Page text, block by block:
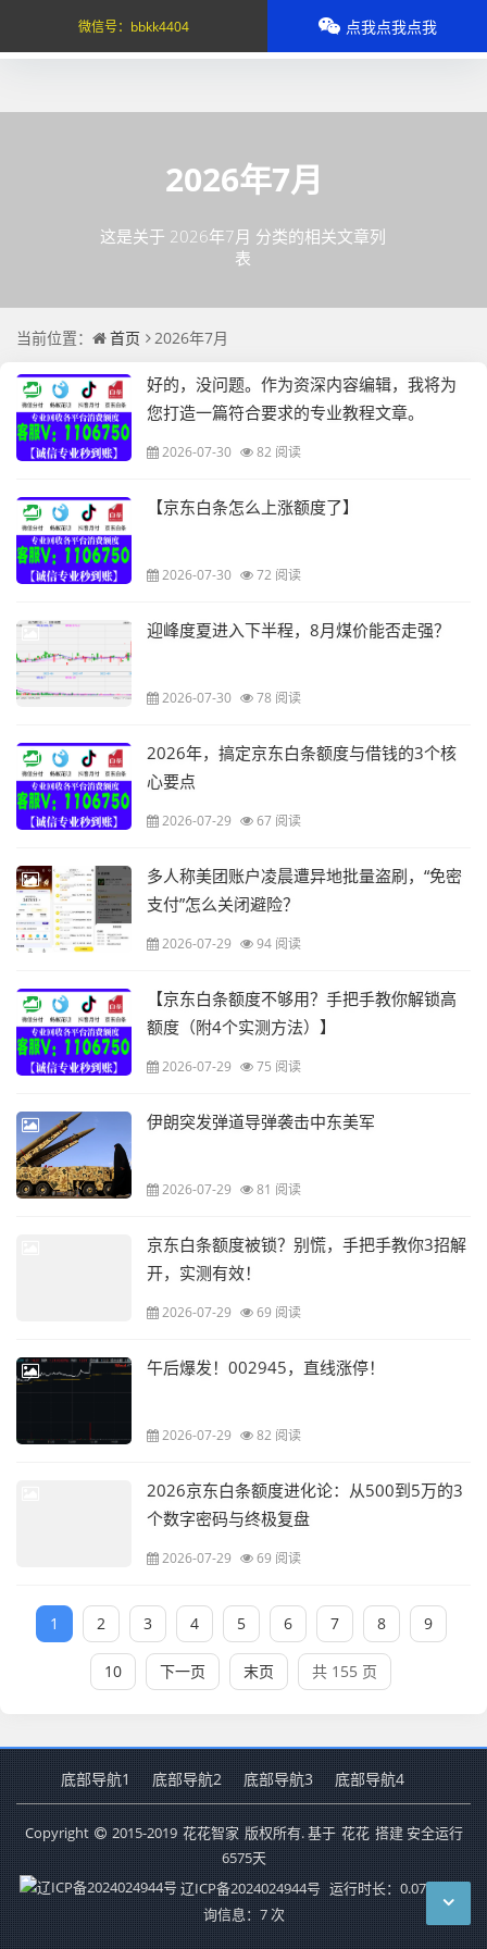
2026年7月
这是关于 2026年7月 分类的相关文章列
表
当前位置： 首页 2026年7月
好的，没问题。作为资深内容编辑，我将为
您打造一篇符合要求的专业教程文章。
2026-07-30 82 阅读
【京东白条怎么上涨额度了】
2026-07-30 72 阅读
迎峰度夏进入下半程，8月煤价能否走强？
2026-07-30 78 阅读
2026年，搞定京东白条额度与借钱的3个核
心要点
2026-07-29 67 阅读
多人称美团账户凌晨遭异地批量盗刷，“免密
支付”怎么关闭避险？
2026-07-29 94 阅读
【京东白条额度不够用？手把手教你解锁高
额度（附4个实测方法）】
2026-07-29 75 阅读
伊朗突发弹道导弹袭击中东美军
2026-07-29 81 阅读
京东白条额度被锁？别慌，手把手教你3招解
开，实测有效！
2026-07-29 69 阅读
午后爆发！002945，直线涨停！
2026-07-29 82 阅读
2026京东白条额度进化论：从500到5万的3
个数字密码与终极复盘
2026-07-29 69 阅读
1 2 3 4 5 6 7 8 9
10 下一页 末页 共 155 页
底部导航1 底部导航2 底部导航3 底部导航4
Copyright 2015-2019 花花智家 版权所有. 基于 花花 搭建 安全运行
6575天
辽ICP备2024024944号 运行时长：0.073秒 查
询信息：7 次
微信号： bbkk4404 点我点我点我